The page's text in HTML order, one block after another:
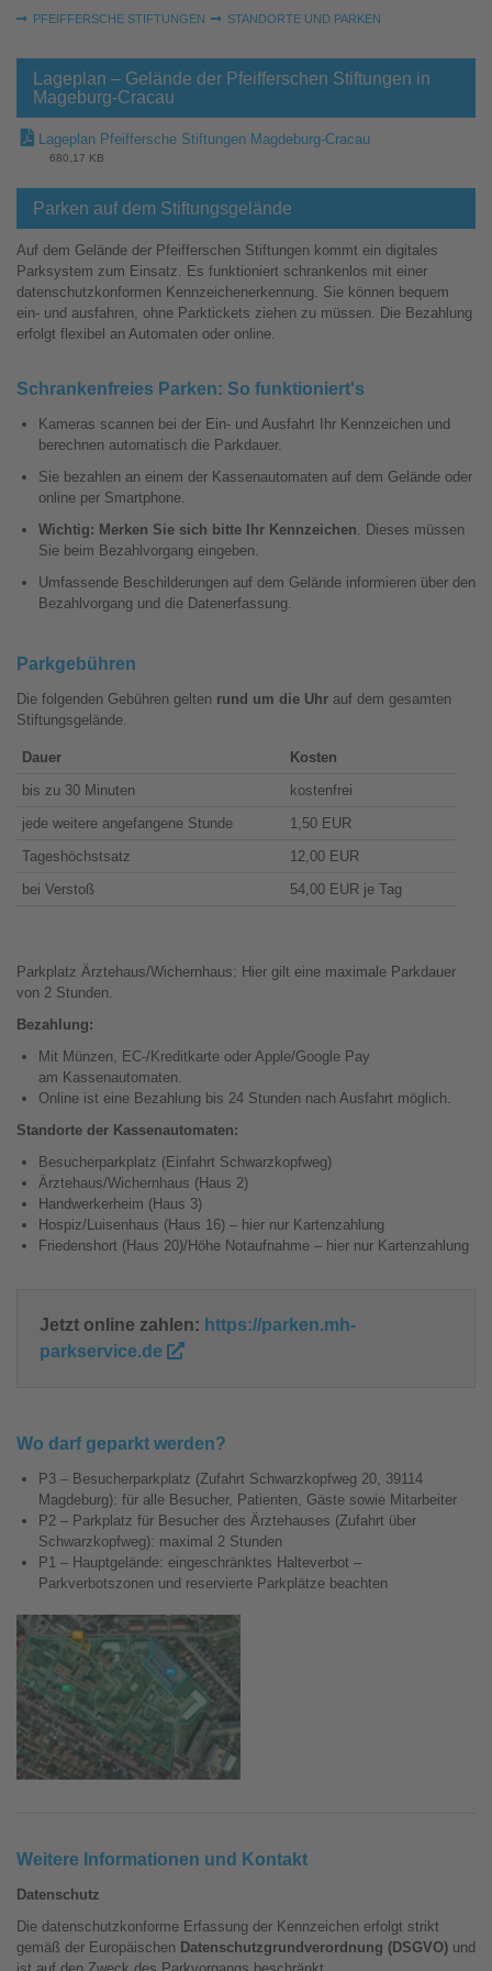
Sie sind hier:
PFEIFFERSCHE STIFTUNGEN STANDORTE UND PARKEN
Lageplan – Gelände der Pfeifferschen Stiftungen in
Mageburg-Cracau
Lageplan Pfeiffersche Stiftungen Magdeburg-Cracau
680,17 KB
Parken auf dem Stiftungsgelände
Auf dem Gelände der Pfeifferschen Stiftungen kommt ein digitales
Parksystem zum Einsatz. Es funktioniert schrankenlos mit einer
datenschutzkonformen Kennzeichenerkennung. Sie können bequem
ein- und ausfahren, ohne Parktickets ziehen zu müssen. Die Bezahlung
erfolgt flexibel an Automaten oder online.
Schrankenfreies Parken: So funktioniert's
Kameras scannen bei der Ein- und Ausfahrt Ihr Kennzeichen und
berechnen automatisch die Parkdauer.
Sie bezahlen an einem der Kassenautomaten auf dem Gelände oder
online per Smartphone.
Wichtig: Merken Sie sich bitte Ihr Kennzeichen. Dieses müssen
Sie beim Bezahlvorgang eingeben.
Umfassende Beschilderungen auf dem Gelände informieren über den
Bezahlvorgang und die Datenerfassung.
Parkgebühren
Die folgenden Gebühren gelten rund um die Uhr auf dem gesamten
Stiftungsgelände.
Dauer
Kosten
bis zu 30 Minuten
kostenfrei
jede weitere angefangene Stunde
1,50 EUR
Tageshöchstsatz
12,00 EUR
bei Verstoß
54,00 EUR je Tag
Parkplatz Ärztehaus/Wichernhaus: Hier gilt eine maximale Parkdauer
von 2 Stunden.
Bezahlung:
Mit Münzen, EC-/Kreditkarte oder Apple/Google Pay
am Kassenautomaten.
Online ist eine Bezahlung bis 24 Stunden nach Ausfahrt möglich.
Standorte der Kassenautomaten:
Besucherparkplatz (Einfahrt Schwarzkopfweg)
Ärztehaus/Wichernhaus (Haus 2)
Handwerkerheim (Haus 3)
Hospiz/Luisenhaus (Haus 16) – hier nur Kartenzahlung
Friedenshort (Haus 20)/Höhe Notaufnahme – hier nur Kartenzahlung
Jetzt online zahlen: https://parken.mh-
parkservice.de
Show larger version
Wo darf geparkt werden?
P3 – Besucherparkplatz (Zufahrt Schwarzkopfweg 20, 39114
Magdeburg): für alle Besucher, Patienten, Gäste sowie Mitarbeiter
P2 – Parkplatz für Besucher des Ärztehauses (Zufahrt über
Schwarzkopfweg): maximal 2 Stunden
P1 – Hauptgelände: eingeschränktes Halteverbot –
Parkverbotszonen und reservierte Parkplätze beachten
Weitere Informationen und Kontakt
Datenschutz
Die datenschutzkonforme Erfassung der Kennzeichen erfolgt strikt
gemäß der Europäischen Datenschutzgrundverordnung (DSGVO) und